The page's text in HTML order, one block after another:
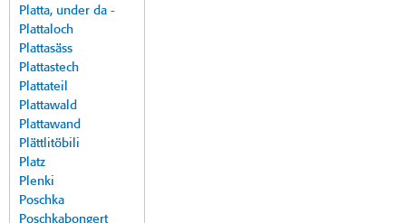
Platta, under da -
Plattaloch
Plattasäss
Plattastech
Plattateil
Plattawald
Plattawand
Plättlitöbili
Platz
Plenki
Poschka
Poschkabongert